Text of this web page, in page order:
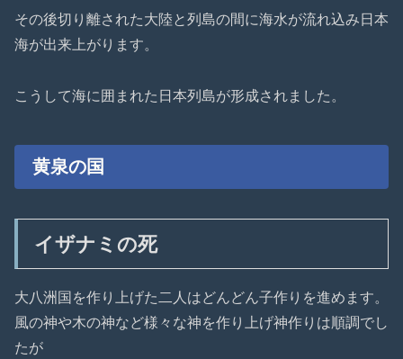
その後切り離された大陸と列島の間に海水が流れ込み日本
海が出来上がります。
こうして海に囲まれた日本列島が形成されました。
黄泉の国
イザナミの死
大八洲国を作り上げた二人はどんどん子作りを進めます。
風の神や木の神など様々な神を作り上げ神作りは順調でし
たが